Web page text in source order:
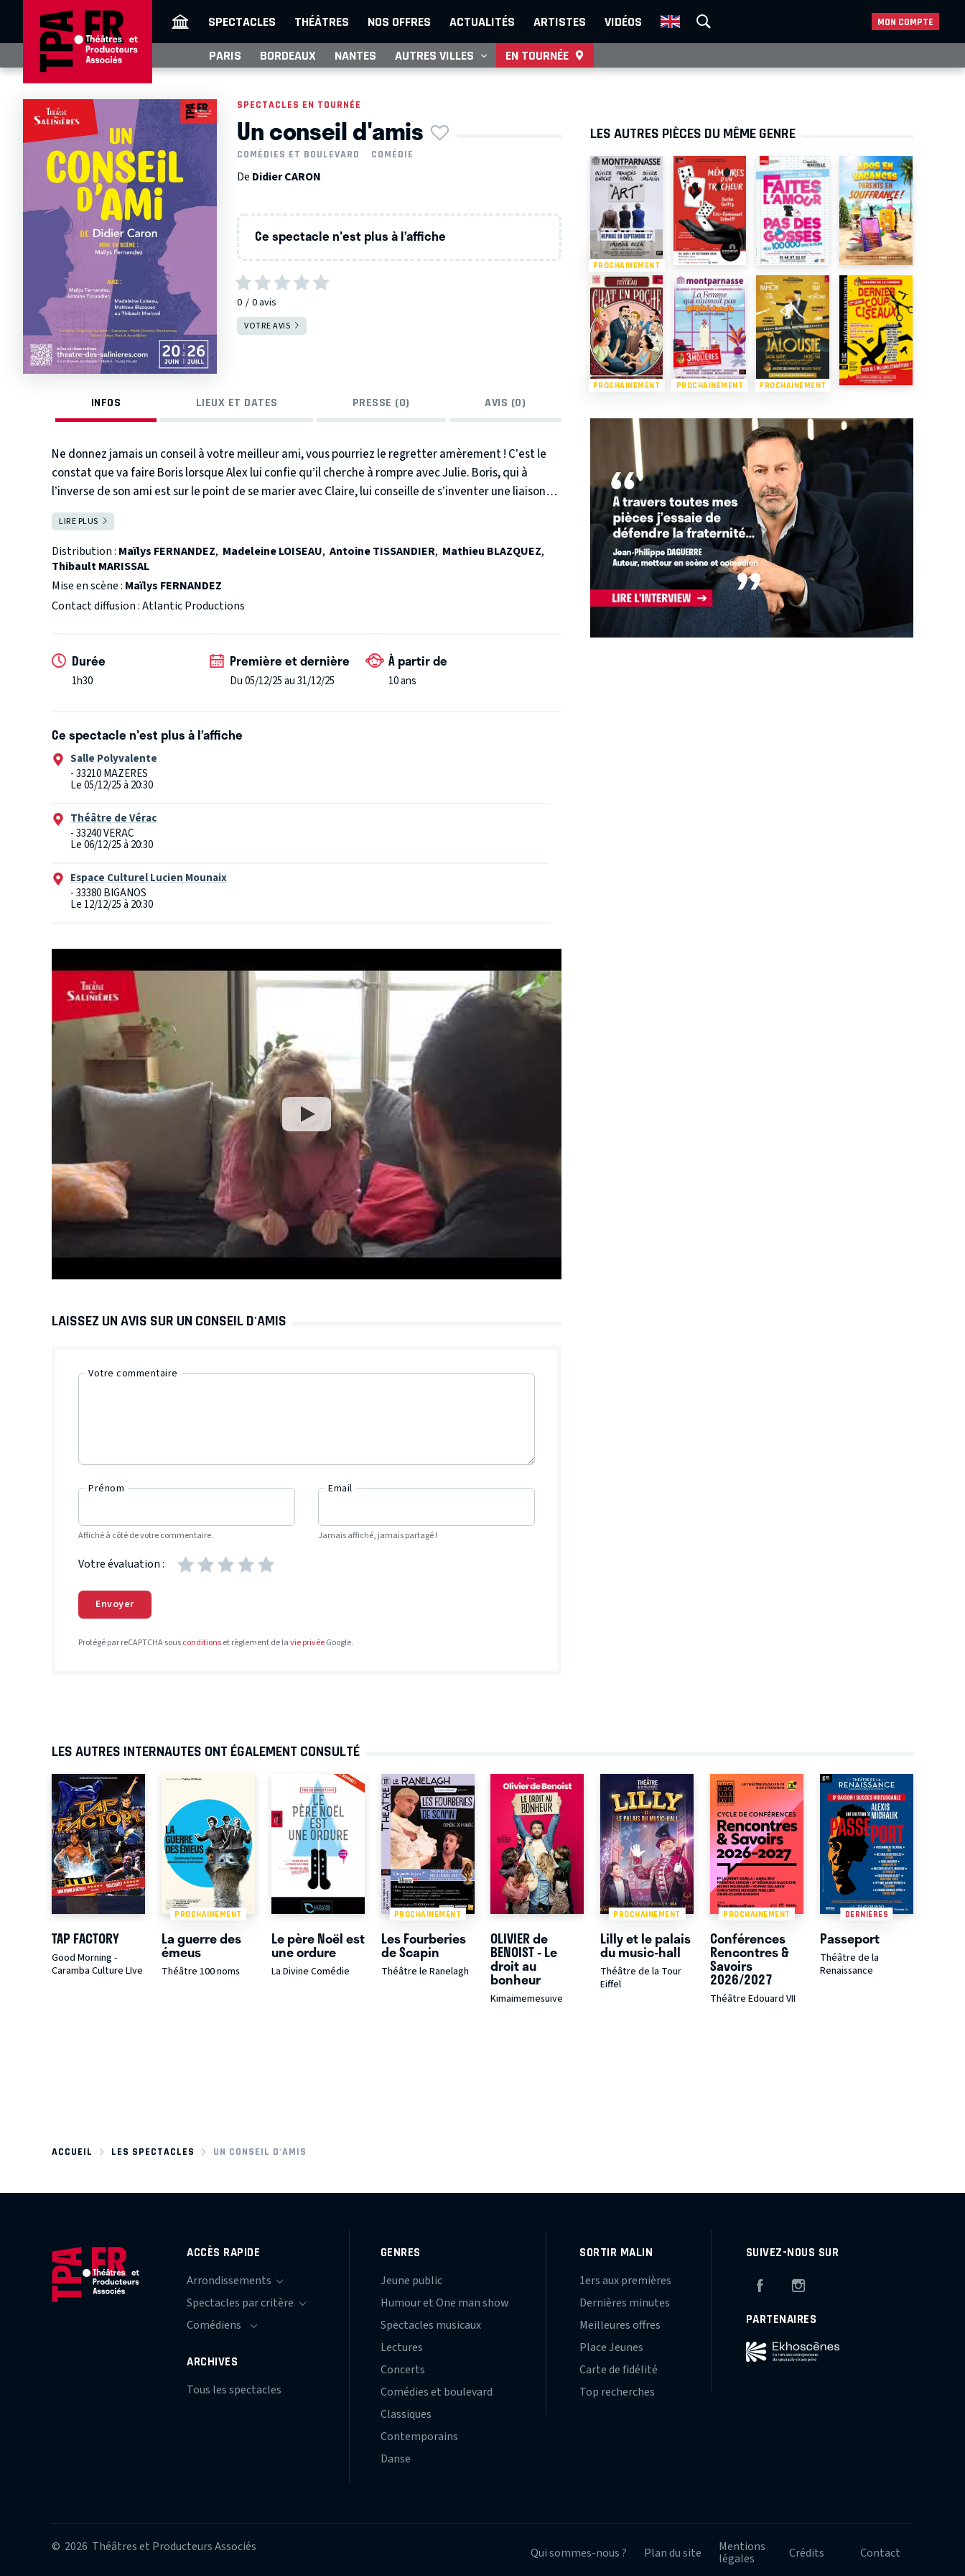
SPECTACLES THÉÂTRES NOS OFFRES ACTUALITÉS ARTISTES VIDÉOS MON COMPTE
PARIS BORDEAUX NANTES AUTRES VILLES EN TOURNÉE
SPECTACLES EN TOURNÉE
Un conseil d'amis
COMÉDIES ET BOULEVARD COMÉDIE
De Didier CARON
Ce spectacle n'est plus à l’affiche
0 0avis
VOTRE AVIS
INFOS LIEUX ET DATES PRESSE (0) AVIS (0)
Ne donnez jamais un conseil à votre meilleur ami, vous pourriez le regretter amèrement ! C’est le
constat que va faire Boris lorsque Alex lui confie qu’il cherche à rompre avec Julie. Boris, qui à
l’inverse de son ami est sur le point de se marier avec Claire, lui conseille de s’inventer une liaison
car il est humainement cruel d’annoncer à sa femme qu’on ne la quitte pour personne. Alors quand
Julie va lui poser la question fatidique, Alex va suivre le conseil de son ami et lui livrer un nom…
LIRE PLUS
Distribution : Maïlys FERNANDEZ, Madeleine LOISEAU, Antoine TISSANDIER, Mathieu BLAZQUEZ,
Thibault MARISSAL
Mise en scène : Maïlys FERNANDEZ
Contact diffusion : Atlantic Productions
Durée
1h30
Première et dernière
Du 05/12/25 au 31/12/25
À partir de
10 ans
Ce spectacle n'est plus à l’affiche
Salle Polyvalente
- 33210 MAZERES
Le 05/12/25 à 20:30
Théâtre de Vérac
- 33240 VERAC
Le 06/12/25 à 20:30
Espace Culturel Lucien Mounaix
- 33380 BIGANOS
Le 12/12/25 à 20:30
- 33185 LE HAILLAN
LAISSEZ UN AVIS SUR UN CONSEIL D'AMIS
Votre commentaire
Prénom
Affiché à côté de votre commentaire.
Email
Jamais affiché, jamais partagé !
Votre évaluation :
Envoyer
Protégé par reCAPTCHA sousconditionset règlement de lavie privéeGoogle.
LES AUTRES PIÈCES DU MÊME GENRE
PROCHAINEMENT
PROCHAINEMENT PROCHAINEMENT PROCHAINEMENT
LES AUTRES INTERNAUTES ONT ÉGALEMENT CONSULTÉ
TAP FACTORY
Good Morning -
Caramba Culture LIve
PROCHAINEMENT
La guerre des
émeus
Théâtre 100 noms
Le père Noël est
une ordure
La Divine Comédie
PROCHAINEMENT
Les Fourberies
de Scapin
Théâtre le Ranelagh
OLIVIER de
BENOIST - Le
droit au
bonheur
Kimaimemesuive
PROCHAINEMENT
Lilly et le palais
du music-hall
Théâtre de la Tour
Eiffel
PROCHAINEMENT
Conférences
Rencontres &
Savoirs
2026/2027
Théâtre Edouard VII
DERNIÈRES
Passeport
Théâtre de la
Renaissance
ACCUEIL LES SPECTACLES UN CONSEIL D'AMIS
ACCÈS RAPIDE
ARCHIVES
Tous les spectacles
GENRES
Jeune public
Humour et One man show
Spectacles musicaux
Lectures
Concerts
Comédies et boulevard
Classiques
Contemporains
Danse
SORTIR MALIN
1ers aux premières
Dernières minutes
Meilleures offres
Place Jeunes
Carte de fidélité
Top recherches
SUIVEZ-NOUS SUR
Facebook
PARTENAIRES
© 2026 Théâtres et Producteurs Associés Qui sommes-nous ? Plan du site Mentions
légales Crédits Contact